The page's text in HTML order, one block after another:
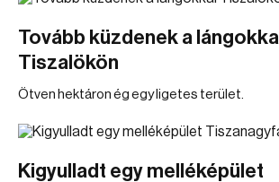
Tovább küzdenek a lángokkal
Tiszalökön
Ötven hektáron ég egy ligetes terület.
Kigyulladt egy melléképület